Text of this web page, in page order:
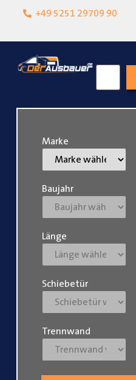
+49 5251 29709 90
Lokalgeschäft in
Marke
Baujahr
Länge
Schiebetür
Trennwand